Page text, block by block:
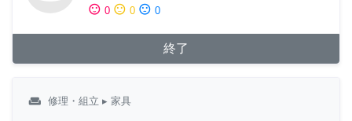
sentiment_satisfied 0 sentiment_neutral 0 sentiment_dissatisfied 0
終了
weekend 修理・組立 ▸ 家具